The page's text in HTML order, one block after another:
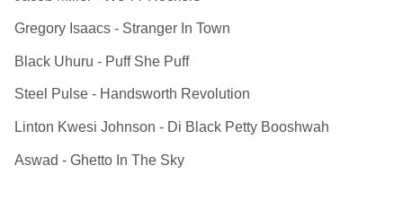
Gregory Isaacs - Stranger In Town
Black Uhuru - Puff She Puff
Steel Pulse - Handsworth Revolution
Linton Kwesi Johnson - Di Black Petty Booshwah
Aswad - Ghetto In The Sky